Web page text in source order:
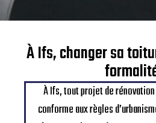
À Ifs, changer sa
À Ifs, tout projet de
conforme aux règles